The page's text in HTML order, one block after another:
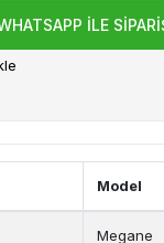
İLE
Model
Megane